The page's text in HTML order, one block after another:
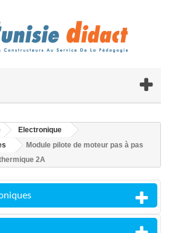
Electronique
Module pilote de moteur pas à pas
2A